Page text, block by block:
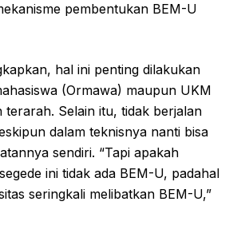
pembentukan BEM-U
hal ini penting dilakukan
(Ormawa) maupun UKM
terarah. Selain itu, tidak berjalan
dalam teknisnya nanti bisa
sendiri. “Tapi apakah
ini tidak ada BEM-U, padahal
seringkali melibatkan BEM-U,”